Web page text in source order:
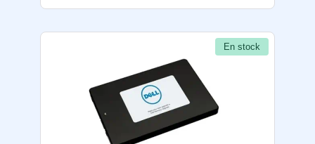
En stock